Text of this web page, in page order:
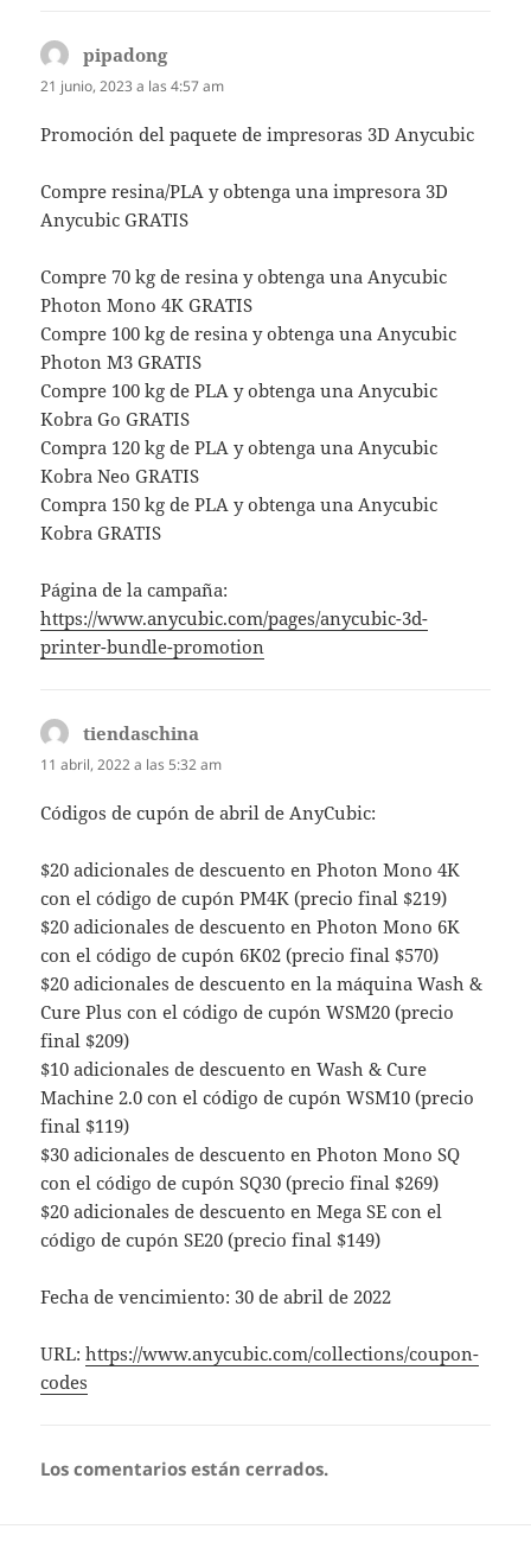
pipadongdice:
21 junio, 2023 a las 4:57 am
Promoción del paquete de impresoras 3D Anycubic
Compre resina/PLA y obtenga una impresora 3D
Anycubic GRATIS
Compre 70 kg de resina y obtenga una Anycubic
Photon Mono 4K GRATIS
Compre 100 kg de resina y obtenga una Anycubic
Photon M3 GRATIS
Compre 100 kg de PLA y obtenga una Anycubic
Kobra Go GRATIS
Compra 120 kg de PLA y obtenga una Anycubic
Kobra Neo GRATIS
Compra 150 kg de PLA y obtenga una Anycubic
Kobra GRATIS
Página de la campaña:
https://www.anycubic.com/pages/anycubic-3d-
printer-bundle-promotion
tiendaschina
11 abril, 2022 a las 5:32 am
Códigos de cupón de abril de AnyCubic:
$20 adicionales de descuento en Photon Mono 4K
con el código de cupón PM4K (precio final $219)
$20 adicionales de descuento en Photon Mono 6K
con el código de cupón 6K02 (precio final $570)
$20 adicionales de descuento en la máquina Wash &
Cure Plus con el código de cupón WSM20 (precio
final $209)
$10 adicionales de descuento en Wash & Cure
Machine 2.0 con el código de cupón WSM10 (precio
final $119)
$30 adicionales de descuento en Photon Mono SQ
con el código de cupón SQ30 (precio final $269)
$20 adicionales de descuento en Mega SE con el
código de cupón SE20 (precio final $149)
Fecha de vencimiento: 30 de abril de 2022
URL:https://www.anycubic.com/collections/coupon-
codes
Los comentarios están cerrados.